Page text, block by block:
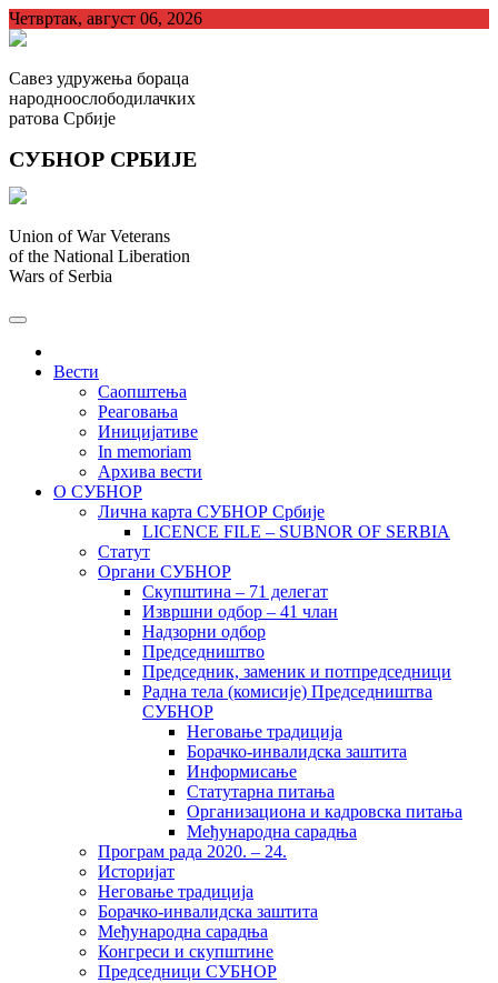
Skip
to
Четвртак, август 06, 2026
Савез удружења бораца
народноослободилачких
ратова Србије
СУБНОР СРБИЈЕ
Union of War Veterans
of the National Liberation
Wars of Serbia
Вести
Саопштења
Реаговања
Иницијативе
In memoriam
Архива вести
О СУБНОР
Лична карта СУБНОР Србије
LICENCE FILE – SUBNOR OF SERBIA
Статут
Органи СУБНОР
Скупштина – 71 делегат
Извршни одбор – 41 члан
Надзорни одбор
Председништво
Председник, заменик и потпредседници
Радна тела (комисије) Председништва
СУБНОР
Неговање традиција
Борачко-инвалидска заштита
Информисање
Статутарна питања
Организациона и кадровска питања
Међународна сарадња
Програм рада 2020. – 24.
Историјат
Неговање традиција
Борачко-инвалидска заштита
Међународна сарадња
Конгреси и скупштине
Председници СУБНОР